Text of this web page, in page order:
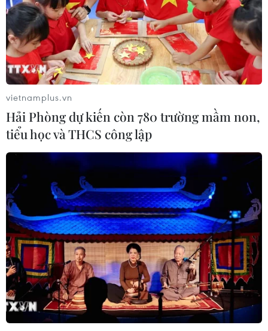
04/08/2026 15:17
Tây Ban Nha phát trực tiếp nhật thực
toàn phần từ độ cao 9.000 m
Xem thêm
CƠ QUAN CHỦ QUẢN: THÔNG TẤN XÃ VIỆT NAM
Tổng Biên tập: TRẦN TIẾN DUẨN
Phó Tổng Biên tập: NGUYỄN THỊ TÁM, KHÚC THANH
THỦY
vietnamplus.vn
Hải Phòng dự kiến còn 780 trường mầm non,
tiểu học và THCS công lập